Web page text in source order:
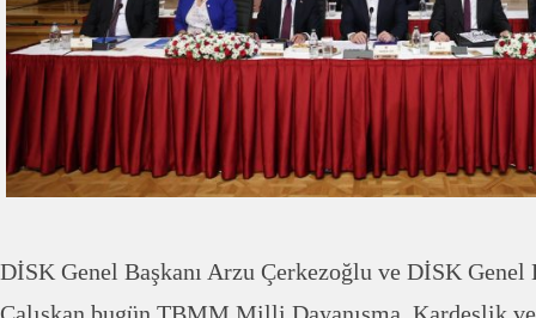
DİSK Genel Başkanı Arzu Çerkezoğlu ve DİSK Genel